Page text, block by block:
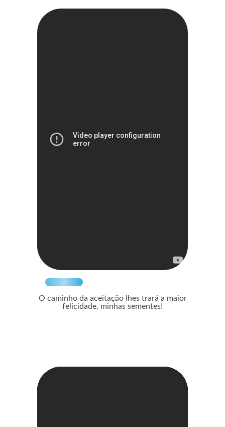
O caminho da aceitação lhes trará a maior
felicidade, minhas sementes!